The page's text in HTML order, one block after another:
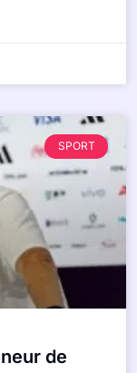
SPORT
de